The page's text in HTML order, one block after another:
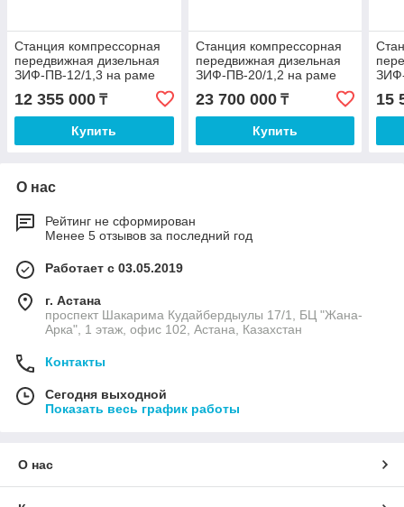
Станция компрессорная
передвижная дизельная
ЗИФ-ПВ-12/1,3 на раме
12 355 000 ₸
Купить
Станция компрессорная
передвижная дизельная
ЗИФ-ПВ-20/1,2 на раме
23 700 000₸
Купить
15
О нас
Рейтинг не сформирован
Менее 5 отзывов за последний год
Работает с 03.05.2019
г. Астана
проспект Шакарима Кудайбердыулы 17/1, БЦ "Жана-
Арка", 1 этаж, офис 102, Астана, Казахстан
Контакты
Сегодня выходной
Показать весь график работы
О нас